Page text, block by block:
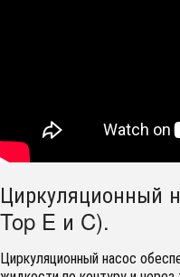
Циркуляционный
Top E и C).
Циркуляционный насос